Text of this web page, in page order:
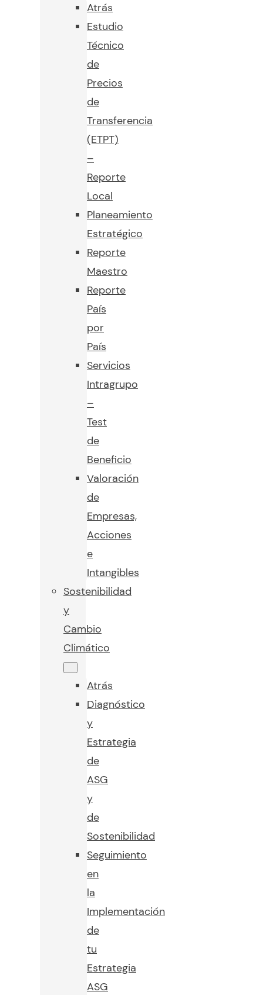
Atrás
Estudio
Técnico
de
Precios
de
Transferencia
(ETPT)
–
Reporte
Local
Planeamiento
Estratégico
Reporte
Maestro
Reporte
País
por
País
Servicios
Intragrupo
–
Test
de
Beneficio
Valoración
de
Empresas,
Acciones
e
Intangibles
Sostenibilidad
y
Cambio
Climático
Atrás
Diagnóstico
y
Estrategia
de
ASG
y
de
Sostenibilidad
Seguimiento
en
la
Implementación
de
tu
Estrategia
ASG